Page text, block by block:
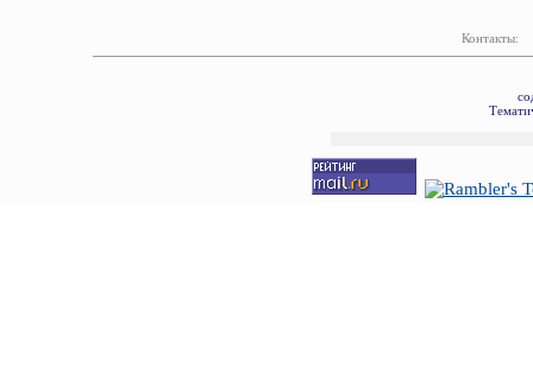
Контакты: